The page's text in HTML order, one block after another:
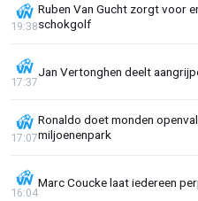
Ruben Van Gucht zorgt voor
schokgolf
19:38
Jan Vertonghen deelt
17:37
Ronaldo doet monden
miljoenenpark
17:07
Marc Coucke laat iedereen
16:04